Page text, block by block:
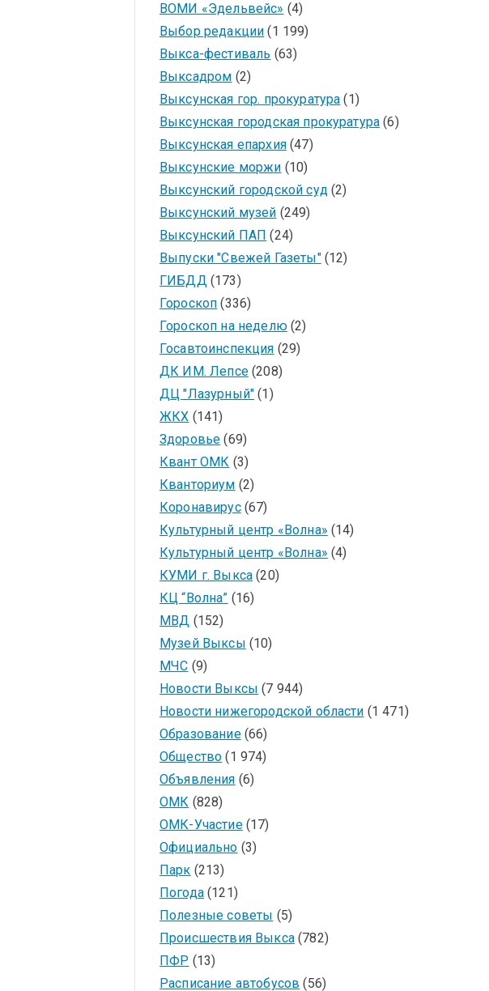
ВОМИ «Эдельвейс» (4)
Выбор редакции (1 199)
Выкса-фестиваль (63)
Выксадром (2)
Выксунская гор. прокуратура (1)
Выксунская городская прокуратура (6)
Выксунская епархия(47)
Выксунские моржи (10)
Выксунский городской суд(2)
Выксунский музей (249)
Выксунский ПАП (24)
Выпуски "Свежей Газеты"(12)
ГИБДД(173)
Гороскоп (336)
Гороскоп на неделю(2)
Госавтоинспекция (29)
ДК ИМ. Лепсе(208)
ДЦ "Лазурный" (1)
ЖКХ (141)
Здоровье (69)
Квант ОМК (3)
Кванториум (2)
Коронавирус(67)
Культурный центр «Волна» (14)
Культурный центр «Волна» (4)
КУМИ г. Выкса (20)
КЦ “Волна” (16)
МВД (152)
Музей Выксы (10)
МЧС (9)
Новости Выксы (7 944)
Новости нижегородской области (1 471)
Образование(66)
Общество (1 974)
Объявления (6)
ОМК (828)
ОМК-Участие(17)
Официально (3)
Парк (213)
Погода(121)
Полезные советы (5)
Происшествия Выкса(782)
ПФР (13)
Расписание автобусов (56)